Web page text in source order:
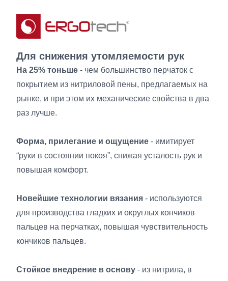
Для снижения утомляемости рук
На 25% тоньше - чем большинство перчаток с
покрытием из нитриловой пены, предлагаемых на
рынке, и при этом их механические свойства в два
раз лучше.
Форма, прилегание и ощущение - имитирует
“руки в состоянии покоя”, снижая усталость рук и
повышая комфорт.
Новейшие технологии вязания - используются
для производства гладких и округлых кончиков
пальцев на перчатках, повышая чувствительность
кончиков пальцев.
Стойкое внедрение в основу - из нитрила, в